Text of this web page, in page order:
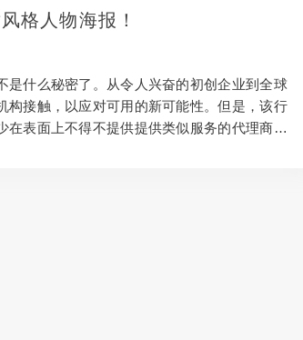
格人物海报！
是什么秘密了。从令人兴奋的初创企业到全球
构接触，以应对可用的新可能性。但是，该行
在表面上不得不提供提供类似服务的代理商。